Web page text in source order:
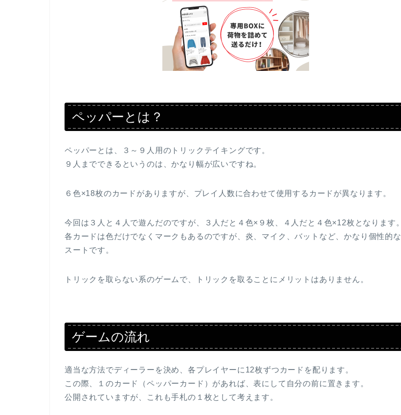
ペッパーとは？
ペッパーとは、３～９人用のトリックテイキングです。
９人までできるというのは、かなり幅が広いですね。
６色×18枚のカードがありますが、プレイ人数に合わせて使用するカードが異なります。
今回は３人と４人で遊んだのですが、３人だと４色×９枚、４人だと４色×12枚となります。
各カードは色だけでなくマークもあるのですが、炎、マイク、バットなど、かなり個性的な
スートです。
トリックを取らない系のゲームで、トリックを取ることにメリットはありません。
ゲームの流れ
適当な方法でディーラーを決め、各プレイヤーに12枚ずつカードを配ります。
この際、１のカード（ペッパーカード）があれば、表にして自分の前に置きます。
公開されていますが、これも手札の１枚として考えます。